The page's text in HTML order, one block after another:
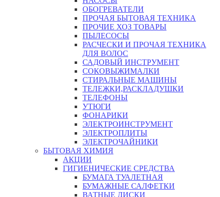
ОБОГРЕВАТЕЛИ
ПРОЧАЯ БЫТОВАЯ ТЕХНИКА
ПРОЧИЕ ХОЗ ТОВАРЫ
ПЫЛЕСОСЫ
РАСЧЕСКИ И ПРОЧАЯ ТЕХНИКА
ДЛЯ ВОЛОС
САДОВЫЙ ИНСТРУМЕНТ
СОКОВЫЖИМАЛКИ
СТИРАЛЬНЫЕ МАШИНЫ
ТЕЛЕЖКИ,РАСКЛАДУШКИ
ТЕЛЕФОНЫ
УТЮГИ
ФОНАРИКИ
ЭЛЕКТРОИНСТРУМЕНТ
ЭЛЕКТРОПЛИТЫ
ЭЛЕКТРОЧАЙНИКИ
БЫТОВАЯ ХИМИЯ
АКЦИИ
ГИГИЕНИЧЕСКИЕ СРЕДСТВА
БУМАГА ТУАЛЕТНАЯ
БУМАЖНЫЕ САЛФЕТКИ
ВАТНЫЕ ДИСКИ